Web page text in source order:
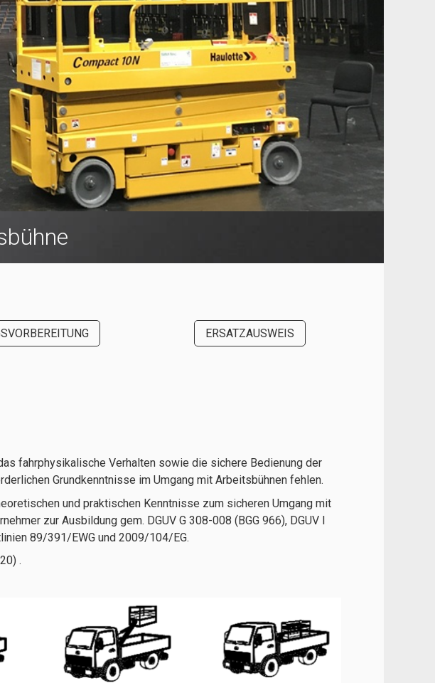
ERSATZAUSWEIS
fahrphysikalische Verhalten sowie die sichere Bedienung der
Grundkenntnisse im Umgang mit Arbeitsbühnen fehlen.
und praktischen Kenntnisse zum sicheren Umgang mit
zur Ausbildung gem. DGUV G 308-008 (BGG 966), DGUV I
89/391/EWG und 2009/104/EG.
.